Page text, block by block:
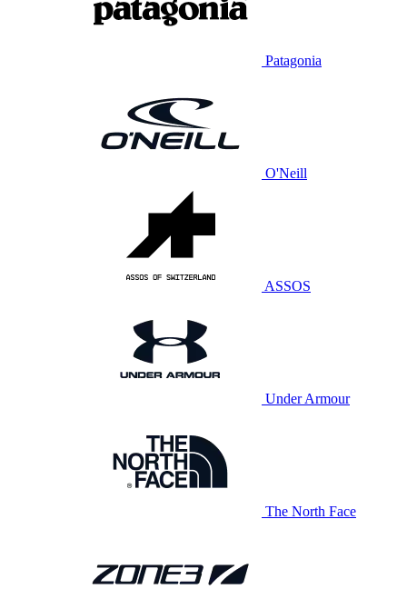
Patagonia
O'Neill
ASSOS
Under Armour
The North Face